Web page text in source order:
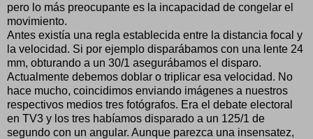
pero lo más preocupante es la incapacidad de congelar el
movimiento.
Antes existía una regla establecida entre la distancia focal y
la velocidad. Si por ejemplo disparábamos con una lente 24
mm, obturando a un 30/1 asegurábamos el disparo.
Actualmente debemos doblar o triplicar esa velocidad. No
hace mucho, coincidimos enviando imágenes a nuestros
respectivos medios tres fotógrafos. Era el debate electoral
en TV3 y los tres habíamos disparado a un 125/1 de
segundo con un angular. Aunque parezca una insensatez,